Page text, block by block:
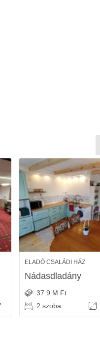
ELADÓ CSALÁDI HÁZ
Nádasdladány
37.9 M Ft
2 szoba